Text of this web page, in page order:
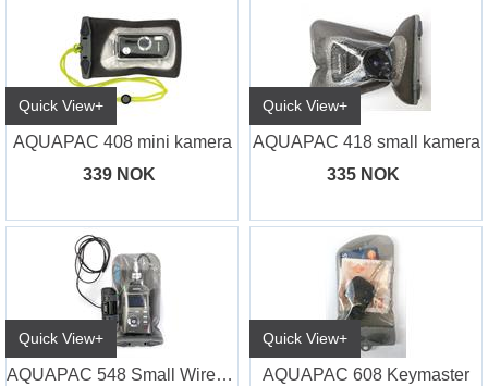
Quick View+
AQUAPAC 408 mini kamera
339 NOK
Quick View+
AQUAPAC 418 small kamera
335 NOK
Quick View+
AQUAPAC 548 Small Wire-through case
Quick View+
AQUAPAC 608 Keymaster